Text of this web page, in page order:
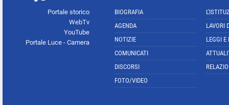
Portale storico
WebTv
YouTube
Portale Luce - Camera
BIOGRAFIA
AGENDA
NOTIZIE
COMUNICATI
DISCORSI
FOTO/VIDEO
LAVORI
LEGGI E